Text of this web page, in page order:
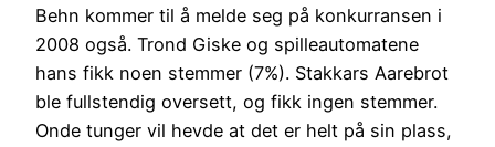
Behn kommer til å melde seg på konkurransen i
2008 også. Trond Giske og spilleautomatene
hans fikk noen stemmer (7%). Stakkars Aarebrot
ble fullstendig oversett, og fikk ingen stemmer.
Onde tunger vil hevde at det er helt på sin plass,